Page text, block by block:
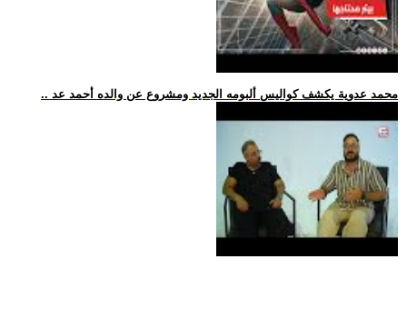
.. محمد عدوية يكشف كواليس ألبومه الجديد ومشروع عن والده أحمد عد